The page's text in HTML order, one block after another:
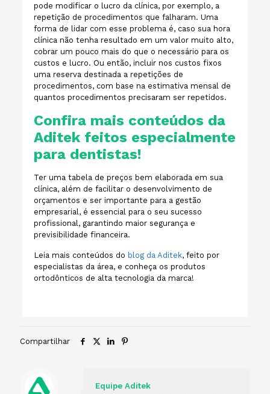
pode modificar o lucro da clínica, por exemplo, a
repetição de procedimentos que falharam. Uma
forma de lidar com esse problema é, caso sua hora
clínica não tenha resultado em um valor muito alto,
cobrar um pouco mais do que o necessário para os
custos e lucro. Ou então, incluir nos custos fixos
uma reserva destinada a repetições de
procedimentos, com base na estimativa mensal de
quantos procedimentos precisaram ser repetidos.
Confira mais conteúdos da
Aditek feitos especialmente
para dentistas!
Ter uma tabela de preços bem elaborada em sua
clínica, além de facilitar o desenvolvimento de
orçamentos e ser importante para a gestão
empresarial, é essencial para o seu sucesso
profissional, garantindo maior segurança e
previsibilidade financeira.
Leia mais conteúdos do blog da Aditek, feito por
especialistas da área, e conheça os produtos
ortodônticos de alta tecnologia da marca!
Compartilhar
Equipe Aditek